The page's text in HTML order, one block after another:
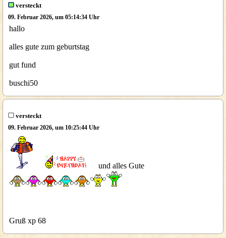
versteckt
09. Februar 2026, um 05:14:34 Uhr
hallo
alles gute zum geburtstag
gut fund
buschi50
versteckt
09. Februar 2026, um 10:25:44 Uhr
und alles Gute
Gruß xp 68